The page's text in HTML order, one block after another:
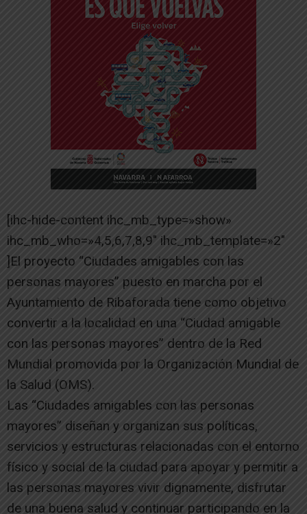
[ihc-hide-content ihc_mb_type=»show»
ihc_mb_who=»4,5,6,7,8,9″ ihc_mb_template=»2″
]El proyecto “Ciudades amigables con las
personas mayores” puesto en marcha por el
Ayuntamiento de Ribaforada tiene como objetivo
convertir a la localidad en una “Ciudad amigable
con las personas mayores” dentro de la Red
Mundial promovida por la Organización Mundial de
la Salud (OMS).
Las “Ciudades amigables con las personas
mayores” diseñan y organizan sus políticas,
servicios y estructuras relacionadas con el entorno
físico y social de la ciudad para apoyar y permitir a
las personas mayores vivir dignamente, disfrutar
de una buena salud y continuar participando en la